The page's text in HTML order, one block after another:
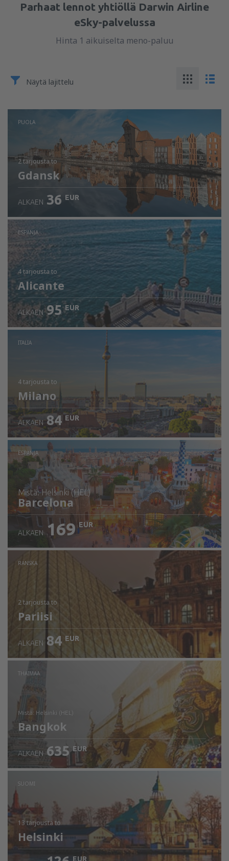
Parhaat lennot yhtiöllä Darwin Airline
eSky-palvelussa
Hinta 1 aikuiselta meno-paluu
Näytä lajittelu
PUOLA
2 tarjousta to
Gdansk
ALKAEN 36 EUR
ESPANJA
4 tarjousta to
Alicante
ALKAEN 95 EUR
ITALIA
4 tarjousta to
Milano
ALKAEN 84 EUR
ESPANJA
mistä: Helsinki (HEL)
Barcelona
Tarkista tiedot
ALKAEN 169 EUR
RANSKA
2 tarjousta to
Pariisi
ALKAEN 84 EUR
THAIMAA
mistä: Helsinki (HEL)
Bangkok
Tarkista tiedot
ALKAEN 635 EUR
SUOMI
13 tarjousta to
Helsinki
EUR